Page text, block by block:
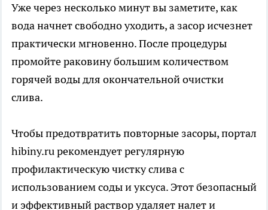
Уже через несколько минут вы заметите, как
вода начнет свободно уходить, а засор исчезнет
практически мгновенно. После процедуры
промойте раковину большим количеством
горячей воды для окончательной очистки
слива.
Чтобы предотвратить повторные засоры, портал
hibiny.ru рекомендует регулярную
профилактическую чистку слива с
использованием соды и уксуса. Этот безопасный
и эффективный раствор удаляет налет и